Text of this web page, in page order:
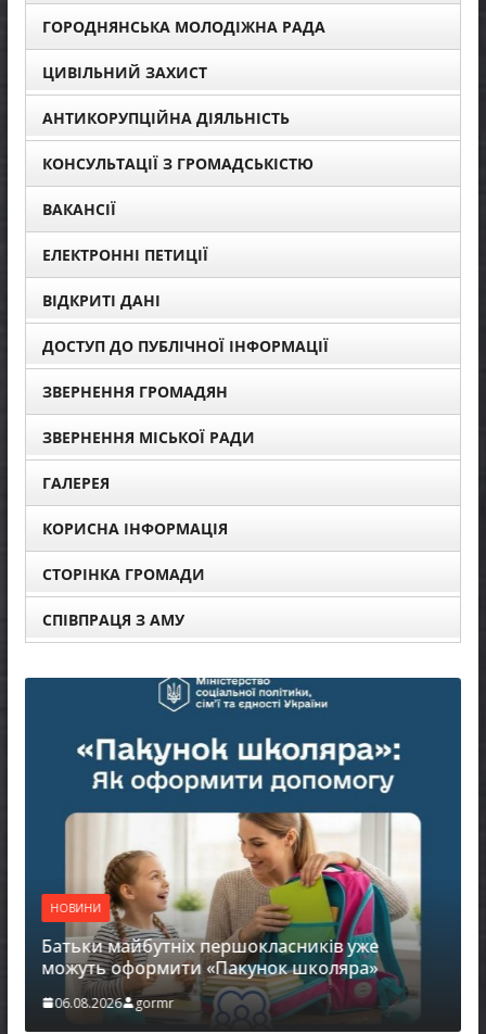
ГОРОДНЯНСЬКА МОЛОДІЖНА РАДА
ЦИВІЛЬНИЙ ЗАХИСТ
АНТИКОРУПЦІЙНА ДІЯЛЬНІСТЬ
КОНСУЛЬТАЦІЇ З ГРОМАДСЬКІСТЮ
ВАКАНСІЇ
ЕЛЕКТРОННІ ПЕТИЦІЇ
ВІДКРИТІ ДАНІ
ДОСТУП ДО ПУБЛІЧНОЇ ІНФОРМАЦІЇ
ЗВЕРНЕННЯ ГРОМАДЯН
ЗВЕРНЕННЯ МІСЬКОЇ РАДИ
ГАЛЕРЕЯ
КОРИСНА ІНФОРМАЦІЯ
СТОРІНКА ГРОМАДИ
СПІВПРАЦЯ З АМУ
НОВИНИ
Батьки майбутніх першокласників уже
можуть оформити «Пакунок школяра»
06.08.2026 gormr